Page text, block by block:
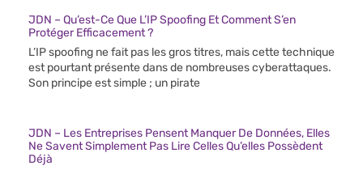
JDN – Qu’est-Ce Que L’IP Spoofing Et Comment S’en
Protéger Efficacement ?
L’IP spoofing ne fait pas les gros titres, mais cette technique
est pourtant présente dans de nombreuses cyberattaques.
Son principe est simple ; un pirate
JDN – Les Entreprises Pensent Manquer De Données, Elles
Ne Savent Simplement Pas Lire Celles Qu’elles Possèdent
Déjà